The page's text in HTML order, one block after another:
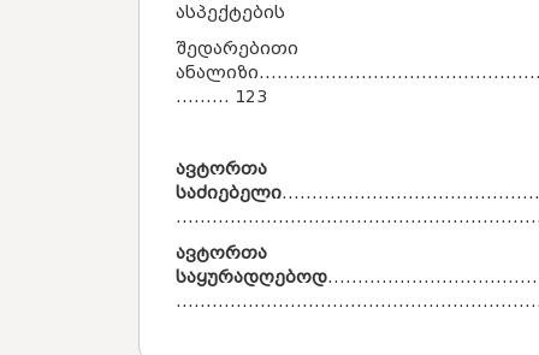
ასპექტების
შედარებითი
......... 123
ავტორთა
საძიებელი
ავტორთა
საყურადღებოდ